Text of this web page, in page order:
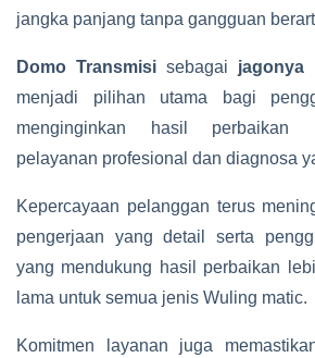
jangka panjang tanpa gangguan
Domo Transmisi sebagai jagonya
menjadi pilihan utama bagi
menginginkan hasil perbaikan
pelayanan profesional dan diagnosa
Kepercayaan pelanggan terus
pengerjaan yang detail serta
yang mendukung hasil perbaikan
lama untuk semua jenis Wuling matic.
Komitmen layanan juga